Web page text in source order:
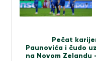
Pečat
Paunovića i čudo
na Novom Zelandu